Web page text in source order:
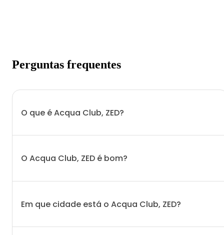
Perguntas frequentes
O que é Acqua Club, ZED?
O Acqua Club, ZED é bom?
Em que cidade está o Acqua Club, ZED?